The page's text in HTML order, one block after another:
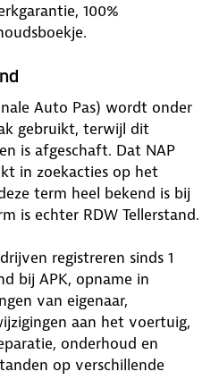
100%
Auto Pas) wordt onder
gebruikt, terwijl dit
is afgeschaft. Dat NAP
in zoekacties op het
term heel bekend is bij
is echter RDW Tellerstand.
registreren sinds 1
bij APK, opname in
van eigenaar,
aan het voertuig,
onderhoud en
op verschillende